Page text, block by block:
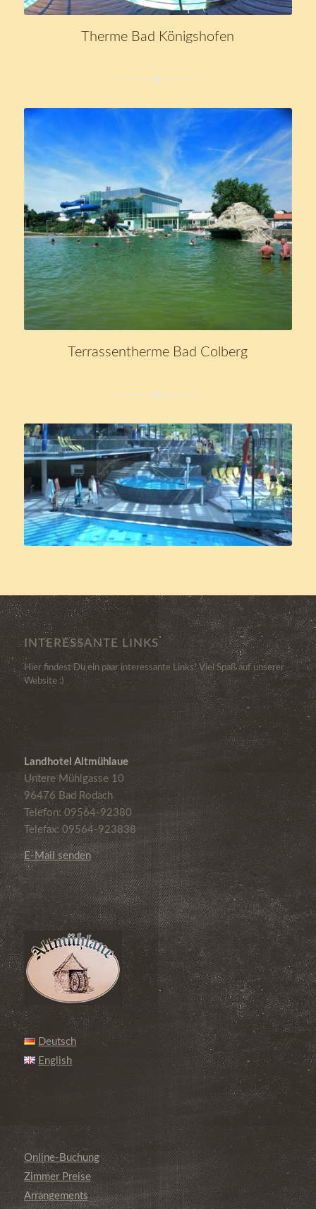
Therme Bad Königshofen
Terrassentherme Bad Colberg
INTERESSANTE LINKS
Hier findest Du ein paar interessante Links! Viel Spaß auf unserer
Website :)
Landhotel Altmühlaue
Untere Mühlgasse 10
96476 Bad Rodach
Telefon: 09564-92380
Telefax: 09564-923838
E-Mail senden
Deutsch
English
Online-Buchung
Zimmer Preise
Arrangements